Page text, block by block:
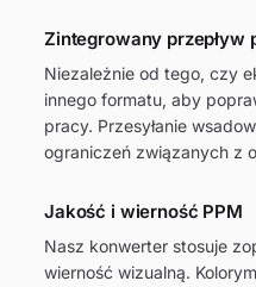
Zintegrowany przepływ
Niezależnie od tego, czy
innego formatu, aby
pracy. Przesyłanie
ograniczeń związanych z
Jakość i wierność PPM
Nasz konwerter stosuje
wierność wizualną.